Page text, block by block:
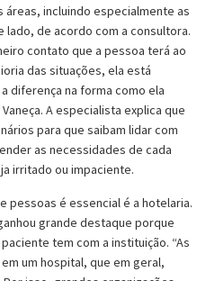
incluindo especialmente as
de acordo com a consultora.
contato que a pessoa terá ao
das situações, ela está
diferença na forma como ela
A especialista explica que
para que saibam lidar com
as necessidades de cada
irritado ou impaciente.
pessoas é essencial é a hotelaria.
grande destaque porque
tem com a instituição. “As
um hospital, que em geral,